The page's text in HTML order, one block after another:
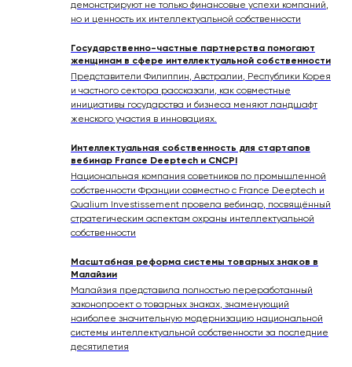
демонстрируют не только финансовые успехи компаний,
но и ценность их интеллектуальной собственности
Государственно-частные партнерства помогают
женщинам в сфере интеллектуальной собственности
Представители Филиппин, Австралии, Республики Корея
и частного сектора рассказали, как совместные
инициативы государства и бизнеса меняют ландшафт
женского участия в инновациях.
Интеллектуальная собственность для стартапов
вебинар France Deeptech и CNCPI
Национальная компания советников по промышленной
собственности Франции совместно с France Deeptech и
Qualium Investissement провела вебинар, посвящённый
стратегическим аспектам охраны интеллектуальной
собственности
Масштабная реформа системы товарных знаков в
Малайзии
Малайзия представила полностью переработанный
законопроект о товарных знаках, знаменующий
наиболее значительную модернизацию национальной
системы интеллектуальной собственности за последние
десятилетия